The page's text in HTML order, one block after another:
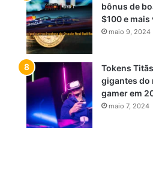
bônus de
$100 e mais
maio 9, 2024
Tokens
gigantes do
gamer em
maio 7, 2024